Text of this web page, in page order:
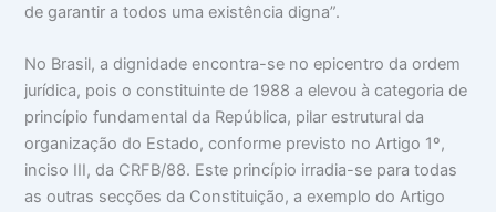
de garantir a todos uma existência digna”.
No Brasil, a dignidade encontra-se no epicentro da ordem
jurídica, pois o constituinte de 1988 a elevou à categoria de
princípio fundamental da República, pilar estrutural da
organização do Estado, conforme previsto no Artigo 1º,
inciso III, da CRFB/88. Este princípio irradia-se para todas
as outras secções da Constituição, a exemplo do Artigo